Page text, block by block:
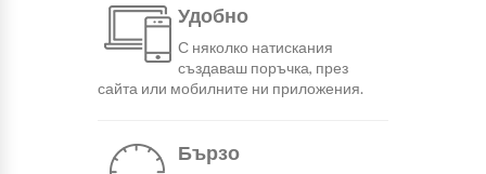
Удобно
С няколко натискания
създаваш поръчка, през
сайта или мобилните ни приложения.
Бързо